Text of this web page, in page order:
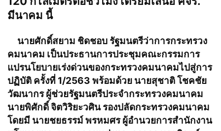
มีนาคม นี้
นายศักดิ์สยาม ชิดชอบ รัฐมนตรีว่าการกระทรวง
คมนาคม เป็นประธานการประชุมคณะกรรมการ
แปรนโยบายเร่งด่วนของกระทรวงคมนาคมไปสู่การ
ปฏิบัติ ครั้งที่ 1/2563 พร้อมด้วย นายสุชาติ โชคชัย
วัฒนากร ผู้ช่วยรัฐมนตรีประจำกระทรวงคมนาคม
นายพิศักดิ์ จิตวิริยะวศิน รองปลัดกระทรวงคมนาคม
โดยมี นายชยธรรม์ พรหมศร ผู้อำนวยการสำนักงาน